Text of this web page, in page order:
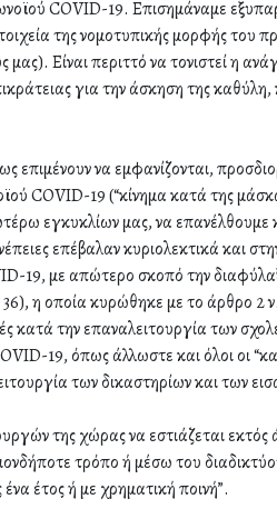
COVID-19. Επισημάναμε
της νομοτυπικής μορφής του
Είναι περιττό να τονιστεί η
για την άσκηση της
να εμφανίζονται,
COVID-19 (“κίνημα κατά της
εγκυκλίων μας, να
επέβαλαν κυριολεκτικά και
19, με απώτερο σκοπό την
η οποία κυρώθηκε με το άρθρο
κατά την επαναλειτουργία των
19, όπως άλλωστε και όλοι οι
των δικαστηρίων και των
της χώρας να εστιάζεται
τρόπο ή μέσω του
έτος ή με χρηματική ποινή”.